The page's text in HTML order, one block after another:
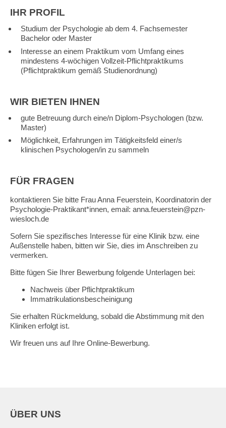
IHR PROFIL
Studium der Psychologie ab dem 4. Fachsemester
Bachelor oder Master
Interesse an einem Praktikum vom Umfang eines
mindestens 4-wöchigen Vollzeit-Pflichtpraktikums
(Pflichtpraktikum gemäß Studienordnung)
WIR BIETEN IHNEN
gute Betreuung durch eine/n Diplom-Psychologen (bzw.
Master)
Möglichkeit, Erfahrungen im Tätigkeitsfeld einer/s
klinischen Psychologen/in zu sammeln
FÜR FRAGEN
kontaktieren Sie bitte Frau Anna Feuerstein, Koordinatorin der
Psychologie-Praktikant*innen, email: anna.feuerstein@pzn-
wiesloch.de
Sofern Sie spezifisches Interesse für eine Klinik bzw. eine
Außenstelle haben, bitten wir Sie, dies im Anschreiben zu
vermerken.
Bitte fügen Sie Ihrer Bewerbung folgende Unterlagen bei:
Nachweis über Pflichtpraktikum
Immatrikulationsbescheinigung
Sie erhalten Rückmeldung, sobald die Abstimmung mit den
Kliniken erfolgt ist.
Wir freuen uns auf Ihre Online-Bewerbung.
ÜBER UNS